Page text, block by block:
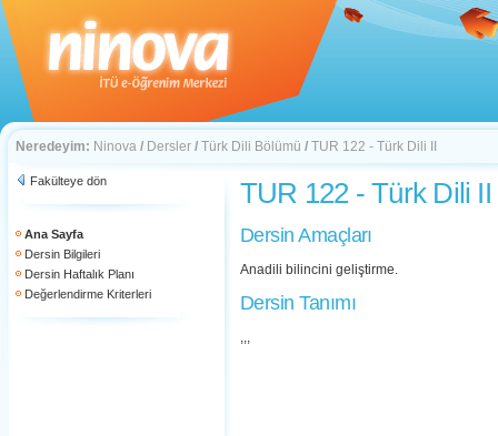
Neredeyim: Ninova / Dersler / Türk Dili Bölümü / TUR 122 - Türk Dili II
Fakülteye dön
Ana Sayfa
Dersin Bilgileri
Dersin Haftalık Planı
Değerlendirme Kriterleri
TUR 122 - Türk Dili II
Dersin Amaçları
Anadili bilincini geliştirme.
Dersin Tanımı
,,,